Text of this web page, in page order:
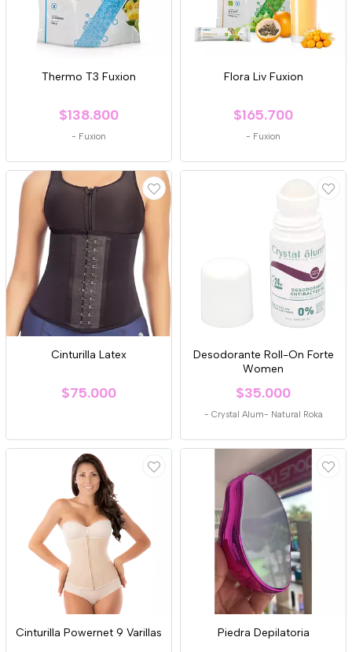
Thermo T3 Fuxion
$138.800
- Fuxion
Flora Liv Fuxion
$165.700
- Fuxion
Cinturilla Latex
$75.000
Desodorante Roll-On Forte
Women
$35.000
- Crystal Alum- Natural Roka
Cinturilla Powernet 9 Varillas Piedra Depilatoria